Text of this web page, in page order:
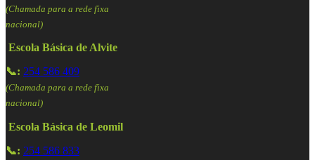
(Chamada para a rede fixa
nacional)
Escola Básica de Alvite
📞: 254 586 409
(Chamada para a rede fixa
nacional)
Escola Básica de Leomil
📞: 254 586 833